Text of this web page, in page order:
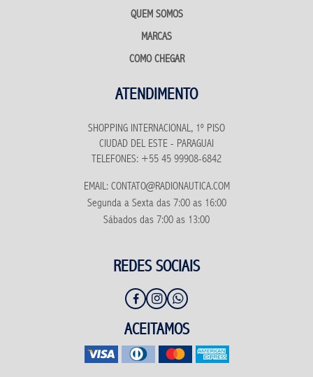
QUEM SOMOS
MARCAS
COMO CHEGAR
ATENDIMENTO
SHOPPING INTERNACIONAL, 1º PISO
CIUDAD DEL ESTE - PARAGUAI
TELEFONES: +55 45 99908-6842
EMAIL: CONTATO@RADIONAUTICA.COM
Segunda a Sexta das 7:00 as 16:00
Sábados das 7:00 as 13:00
REDES SOCIAIS
ACEITAMOS